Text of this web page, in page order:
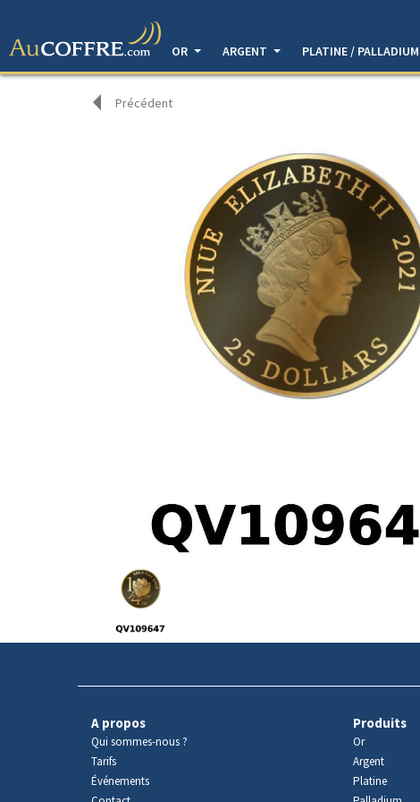
OR
ARGENT PLATINE / PALLADIUM
Précédent
produit
A propos
Qui sommes-nous ?
Tarifs
Événements
Produits
Or
Argent
Platine